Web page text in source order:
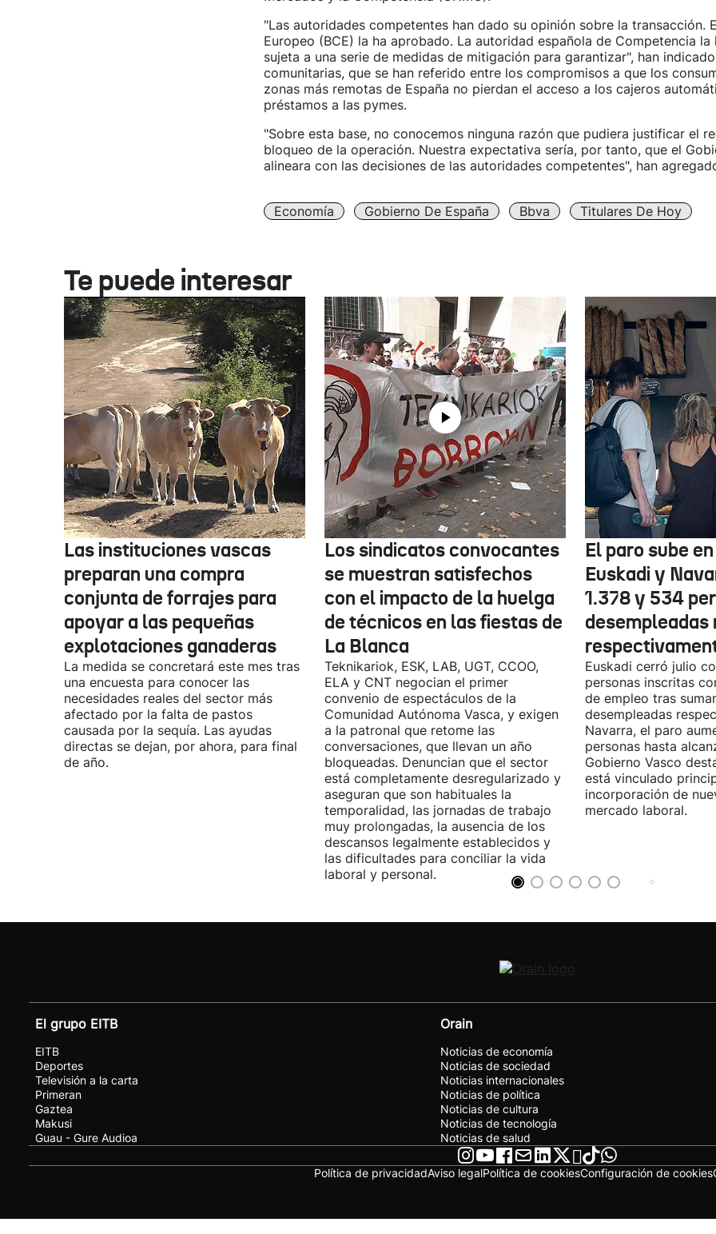
"Las autoridades competentes han dado su opinión sobre la transacción.
Europeo (BCE) la ha aprobado. La autoridad española de Competencia la
sujeta a una serie de medidas de mitigación para garantizar", han
comunitarias, que se han referido entre los compromisos a que los
zonas más remotas de España no pierdan el acceso a los cajeros
préstamos a las pymes.
"Sobre esta base, no conocemos ninguna razón que pudiera justificar el
bloqueo de la operación. Nuestra expectativa sería, por tanto, que el
alineara con las decisiones de las autoridades competentes", han
Economía Gobierno De España Bbva Titulares De Hoy
Te puede interesar
Las instituciones vascas
preparan una compra
conjunta de forrajes para
apoyar a las pequeñas
explotaciones ganaderas
La medida se concretará este mes tras
una encuesta para conocer las
necesidades reales del sector más
afectado por la falta de pastos
causada por la sequía. Las ayudas
directas se dejan, por ahora, para final
de año.
Los sindicatos convocantes
se muestran satisfechos
con el impacto de la huelga
de técnicos en las fiestas de
La Blanca
Teknikariok, ESK, LAB, UGT, CCOO,
ELA y CNT negocian el primer
convenio de espectáculos de la
Comunidad Autónoma Vasca, y exigen
a la patronal que retome las
conversaciones, que llevan un año
bloqueadas. Denuncian que el sector
está completamente desregularizado y
aseguran que son habituales la
temporalidad, las jornadas de trabajo
muy prolongadas, la ausencia de los
descansos legalmente establecidos y
las dificultades para conciliar la vida
laboral y personal.
El paro sube
Euskadi y
1.378 y 534
desempleadas
Euskadi cerró julio
personas inscritas
de empleo tras
desempleadas
Navarra, el paro
personas hasta
Gobierno Vasco
está vinculado
incorporación de
mercado laboral.
El grupo EITB
EITB
Deportes
Televisión a la carta
Primeran
Gaztea
Makusi
Guau - Gure Audioa
Orain
Noticias de economía
Noticias de sociedad
Noticias internacionales
Noticias de política
Noticias de cultura
Noticias de tecnología
Noticias de salud
Política de privacidadAviso legalPolítica de cookiesConfiguración de cookies